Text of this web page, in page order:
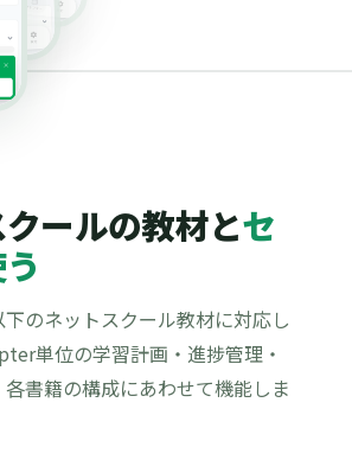
ールの教材とセ
のネットスクール教材に対応し
単位の学習計画・進捗管理・
書籍の構成にあわせて機能しま